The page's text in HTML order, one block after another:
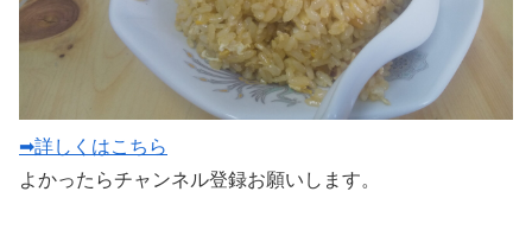
➡詳しくはこちら
よかったらチャンネル登録お願いします。